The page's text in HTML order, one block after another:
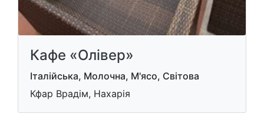
Кафе «Олівер»
Італійська, Молочна, М'ясо, Світова
Кфар Врадім, Нахарія